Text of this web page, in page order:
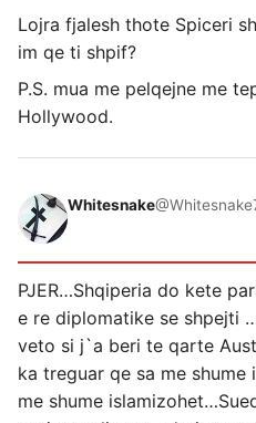
Lojra fjalesh thote Spiceri
im qe ti shpif?
P.S. mua me pelqejne me
Hollywood.
Whitesnake@Whitesnake
PJER…Shqiperia do kete
e re diplomatike se shpejti
veto si j`a beri te qarte
ka treguar qe sa me
me shume